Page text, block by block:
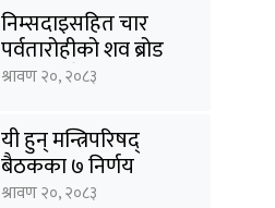
निम्सदाइसहित चार
पर्वतारोहीको शव ब्रोड
पिकबाट बेस क्याम्पमा
श्रावण २०, २०८३
यी हुन् मन्त्रिपरिषद्
बैठकका ७ निर्णय
श्रावण २०, २०८३